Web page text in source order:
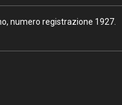
numero registrazione 1927.